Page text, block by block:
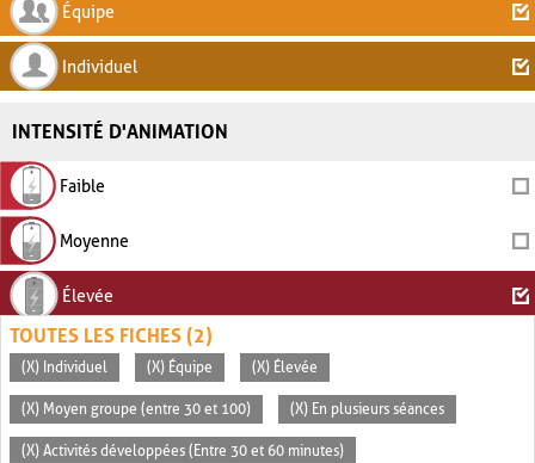
Équipe
Individuel
INTENSITÉ D'ANIMATION
Faible
Moyenne
Élevée
TOUTES LES FICHES (2)
(X) Individuel (X) Équipe (X) Élevée
(X) Moyen groupe (entre 30 et 100) (X) En plusieurs séances
(X) Activités développées (Entre 30 et 60 minutes)